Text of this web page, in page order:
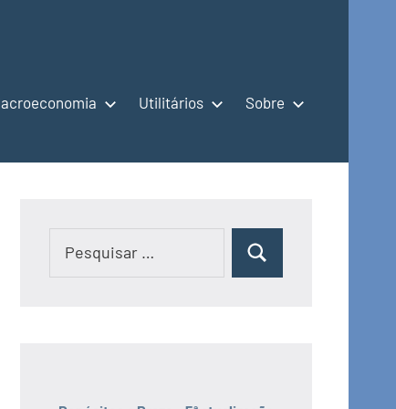
Utilitários Sobre
Pesquisar